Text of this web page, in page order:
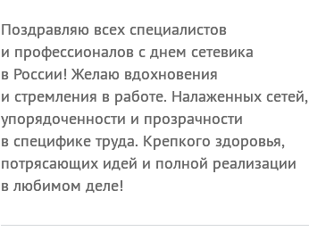
Поздравляю всех специалистов
и профессионалов с днем сетевика
в России! Желаю вдохновения
и стремления в работе. Налаженных сетей,
упорядоченности и прозрачности
в специфике труда. Крепкого здоровья,
потрясающих идей и полной реализации
в любимом деле!